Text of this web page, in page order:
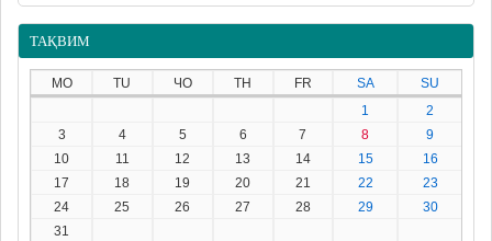
ТАҚВИМ
MO TU ЧО TH FR SA
SU
1
2
3
4 5 6 7 8
9
10
11 12 13 14 15
16
17
18 19 20 21 22
23
24
25 26 27 28 29
30
31